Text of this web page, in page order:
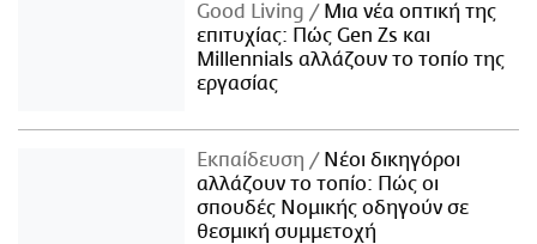
Good Living
Μια νέα οπτική της
επιτυχίας: Πώς Gen Zs και
Millennials αλλάζουν το τοπίο της
εργασίας
Εκπαίδευση
Νέοι δικηγόροι
αλλάζουν το τοπίο: Πώς οι
σπουδές Νομικής οδηγούν σε
θεσμική συμμετοχή